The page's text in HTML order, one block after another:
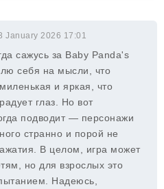
January 2026 17:01
сажусь за Baby Panda's
себя на мысли, что
и яркая, что
глаз. Но вот
подводит — персонажи
странно и порой не
В целом, игра может
но для взрослых это
Надеюсь,